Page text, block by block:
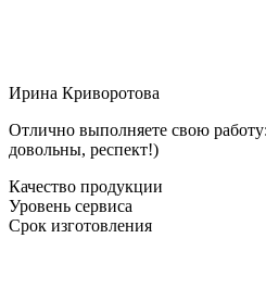
Ирина Криворотова
Отлично выполняете свою
довольны, респект!)
Качество продукции
Уровень сервиса
Срок изготовления